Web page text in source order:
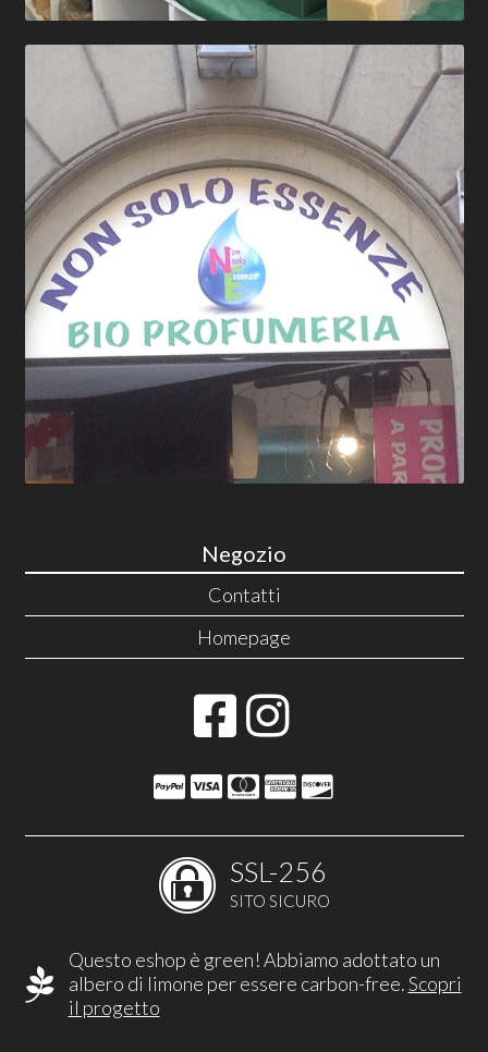
Negozio
Contatti
Homepage
SSL-256
SITO SICURO
Questo eshop è green! Abbiamo adottato un
albero di limone per essere carbon-free.Scopri
il progetto